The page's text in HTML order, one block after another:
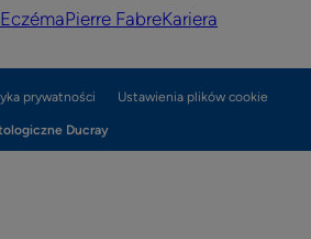
Pierre FabreKariera
prywatności Ustawienia plików cookie
Ducray